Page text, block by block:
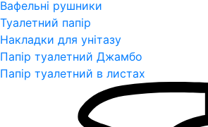
Вафельні рушники
Туалетний папір
Накладки для унітазу
Папір туалетний Джамбо
Папір туалетний в листах